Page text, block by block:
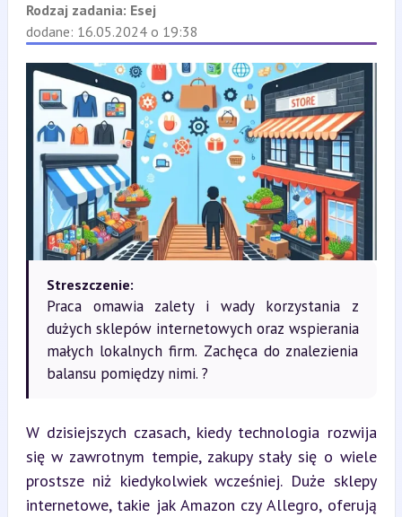
Rodzaj zadania: Esej
dodane: 16.05.2024 o 19:38
Streszczenie:
Praca omawia zalety i wady korzystania z
dużych sklepów internetowych oraz wspierania
małych lokalnych firm. Zachęca do znalezienia
balansu pomiędzy nimi. ?
W dzisiejszych czasach, kiedy technologia rozwija
się w zawrotnym tempie, zakupy stały się o wiele
prostsze niż kiedykolwiek wcześniej. Duże sklepy
internetowe, takie jak Amazon czy Allegro, oferują